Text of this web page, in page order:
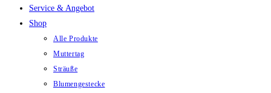
Service & Angebot
Shop
Alle Produkte
Muttertag
Sträuße
Blumengestecke